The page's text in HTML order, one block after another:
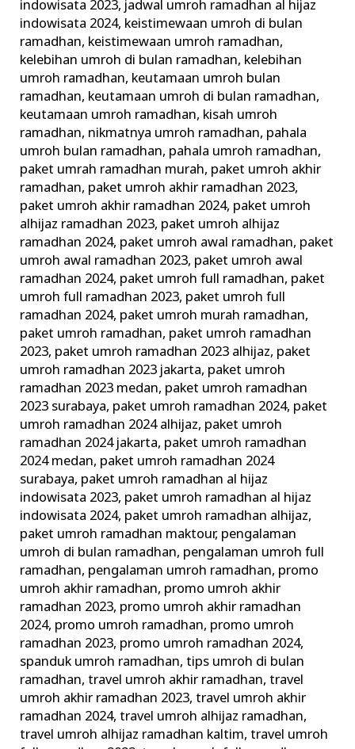
indowisata 2023, jadwal umroh ramadhan al hijaz
indowisata 2024, keistimewaan umroh di bulan
ramadhan, keistimewaan umroh ramadhan,
kelebihan umroh di bulan ramadhan, kelebihan
umroh ramadhan, keutamaan umroh bulan
ramadhan, keutamaan umroh di bulan ramadhan,
keutamaan umroh ramadhan, kisah umroh
ramadhan, nikmatnya umroh ramadhan, pahala
umroh bulan ramadhan, pahala umroh ramadhan,
paket umrah ramadhan murah, paket umroh akhir
ramadhan, paket umroh akhir ramadhan 2023,
paket umroh akhir ramadhan 2024, paket umroh
alhijaz ramadhan 2023, paket umroh alhijaz
ramadhan 2024, paket umroh awal ramadhan, paket
umroh awal ramadhan 2023, paket umroh awal
ramadhan 2024, paket umroh full ramadhan, paket
umroh full ramadhan 2023, paket umroh full
ramadhan 2024, paket umroh murah ramadhan,
paket umroh ramadhan, paket umroh ramadhan
2023, paket umroh ramadhan 2023 alhijaz, paket
umroh ramadhan 2023 jakarta, paket umroh
ramadhan 2023 medan, paket umroh ramadhan
2023 surabaya, paket umroh ramadhan 2024, paket
umroh ramadhan 2024 alhijaz, paket umroh
ramadhan 2024 jakarta, paket umroh ramadhan
2024 medan, paket umroh ramadhan 2024
surabaya, paket umroh ramadhan al hijaz
indowisata 2023, paket umroh ramadhan al hijaz
indowisata 2024, paket umroh ramadhan alhijaz,
paket umroh ramadhan maktour, pengalaman
umroh di bulan ramadhan, pengalaman umroh full
ramadhan, pengalaman umroh ramadhan, promo
umroh akhir ramadhan, promo umroh akhir
ramadhan 2023, promo umroh akhir ramadhan
2024, promo umroh ramadhan, promo umroh
ramadhan 2023, promo umroh ramadhan 2024,
spanduk umroh ramadhan,tips umroh di bulan
ramadhan,travel umroh akhir ramadhan,travel
umroh akhir ramadhan 2023,travel umroh akhir
ramadhan 2024,travel umroh alhijaz ramadhan,
travel umroh alhijaz ramadhan kaltim,travel umroh